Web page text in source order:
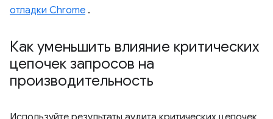
отладки Chrome .
Как уменьшить влияние критических
цепочек запросов на
производительность